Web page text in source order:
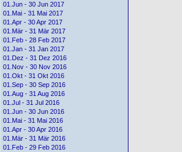
01.Jun - 30 Jun 2017
01.Mai - 31 Mai 2017
01.Apr - 30 Apr 2017
01.Mär - 31 Mär 2017
01.Feb - 28 Feb 2017
01.Jan - 31 Jan 2017
01.Dez - 31 Dez 2016
01.Nov - 30 Nov 2016
01.Okt - 31 Okt 2016
01.Sep - 30 Sep 2016
01.Aug - 31 Aug 2016
01.Jul - 31 Jul 2016
01.Jun - 30 Jun 2016
01.Mai - 31 Mai 2016
01.Apr - 30 Apr 2016
01.Mär - 31 Mär 2016
01.Feb - 29 Feb 2016